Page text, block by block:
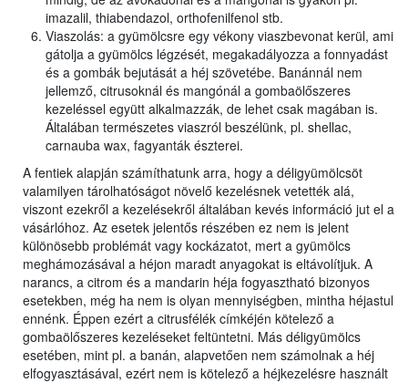
imazalil, thiabendazol, orthofenilfenol stb.
Viaszolás: a gyümölcsre egy vékony viaszbevonat kerül, ami
gátolja a gyümölcs légzését, megakadályozza a fonnyadást
és a gombák bejutását a héj szövetébe. Banánnál nem
jellemző, citrusoknál és mangónál a gombaölőszeres
kezeléssel együtt alkalmazzák, de lehet csak magában is.
Általában természetes viaszról beszélünk, pl. shellac,
carnauba wax, fagyanták észterei.
A fentiek alapján számíthatunk arra, hogy a déligyümölcsöt
valamilyen tárolhatóságot növelő kezelésnek vetették alá,
viszont ezekről a kezelésekről általában kevés információ jut el a
vásárlóhoz. Az esetek jelentős részében ez nem is jelent
különösebb problémát vagy kockázatot, mert a gyümölcs
meghámozásával a héjon maradt anyagokat is eltávolítjuk. A
narancs, a citrom és a mandarin héja fogyasztható bizonyos
esetekben, még ha nem is olyan mennyiségben, mintha héjastul
ennénk. Éppen ezért a citrusfélék címkéjén kötelező a
gombaölőszeres kezeléseket feltüntetni. Más déligyümölcs
esetében, mint pl. a banán, alapvetően nem számolnak a héj
elfogyasztásával, ezért nem is kötelező a héjkezelésre használt